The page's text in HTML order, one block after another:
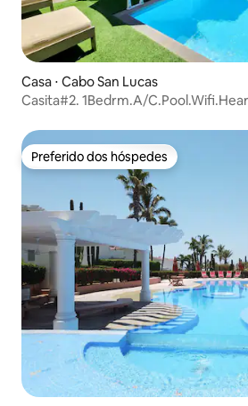
Casa ⋅ Cabo San Lucas
Casita#2. 1Bedrm.A/
Preferido dos hóspedes
Preferido dos hóspedes